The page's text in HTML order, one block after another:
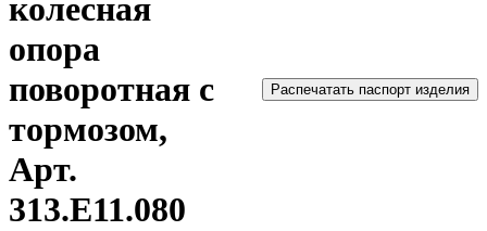
колесная
опора
поворотная с
тормозом,
Арт.
313.E11.080
Распечатать паспорт изделия